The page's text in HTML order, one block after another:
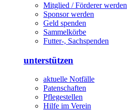
Mitglied / Förderer werden
Sponsor werden
Geld spenden
Sammelkörbe
Futter-, Sachspenden
unterstützen
aktuelle Notfälle
Patenschaften
Pflegestellen
Hilfe im Verein